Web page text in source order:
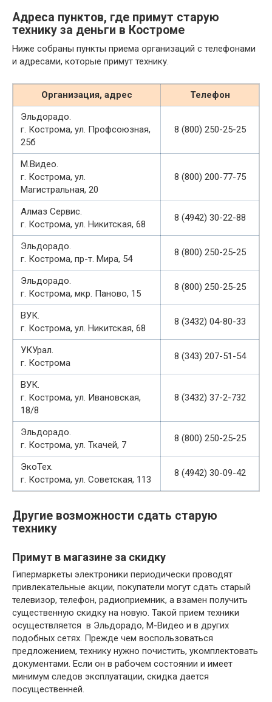
Адреса пунктов, где примут старую
технику за деньги в Костроме
Ниже собраны пункты приема организаций с телефонами
и адресами, которые примут технику.
Организация, адрес
Телефон
Эльдорадо.
г. Кострома, ул. Профсоюзная,
25б
8 (800) 250-25-25
М.Видео.
г. Кострома, ул.
Магистральная, 20
8 (800) 200-77-75
Алмаз Сервис.
г. Кострома, ул. Никитская, 68
8 (4942) 30-22-88
Эльдорадо.
г. Кострома, пр-т. Мира, 54
8 (800) 250-25-25
Эльдорадо.
г. Кострома, мкр. Паново, 15
8 (800) 250-25-25
ВУК.
г. Кострома, ул. Никитская, 68
8 (3432) 04-80-33
УКУрал.
г. Кострома
8 (343) 207-51-54
ВУК.
г. Кострома, ул. Ивановская,
18/8
8 (3432) 37-2-732
Эльдорадо.
г. Кострома, ул. Ткачей, 7
8 (800) 250-25-25
ЭкоТех.
г. Кострома, ул. Советская, 113
8 (4942) 30-09-42
Другие возможности сдать старую
технику
Примут в магазине за скидку
Гипермаркеты электроники периодически проводят
привлекательные акции, покупатели могут сдать старый
телевизор, телефон, радиоприемник, а взамен получить
существенную скидку на новую. Такой прием техники
осуществляется в Эльдорадо, М-Видео и в других
подобных сетях. Прежде чем воспользоваться
предложением, технику нужно почистить, укомплектовать
документами. Если он в рабочем состоянии и имеет
минимум следов эксплуатации, скидка дается
посущественней.